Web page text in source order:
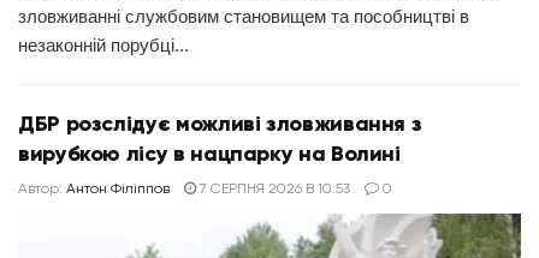
зловживанні службовим становищем та пособництві в
незаконній порубці...
ДБР розслідує можливі зловживання з
вирубкою лісу в нацпарку на Волині
Автор: Антон Філіппов 7 СЕРПНЯ 2026 В 10:53 0